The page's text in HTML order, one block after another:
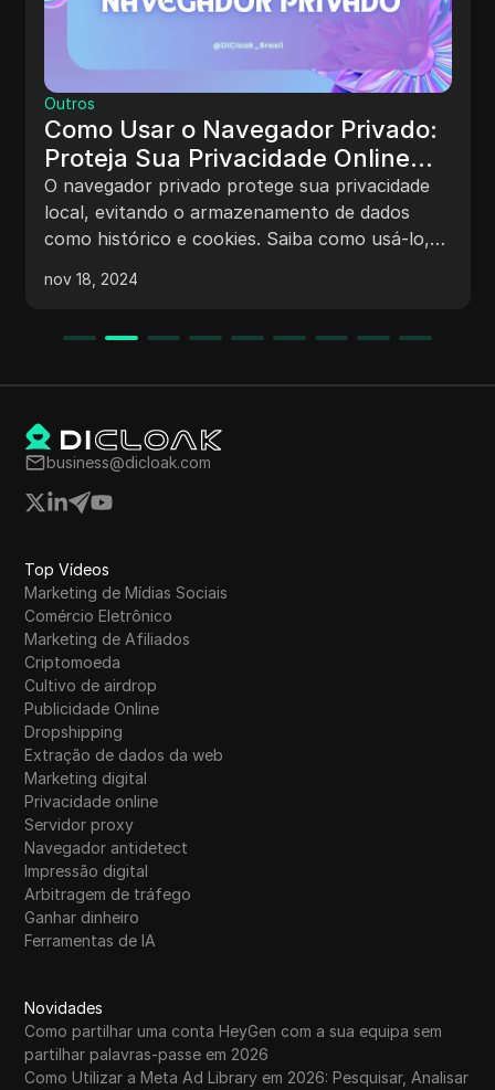
Outros
Como Usar o Navegador Privado:
Proteja Sua Privacidade Online
com Dicas e Melhores
Navegadores
O navegador privado protege sua privacidade
local, evitando o armazenamento de dados
como histórico e cookies. Saiba como usá-lo,
navegação segura.
nov 18, 2024
business@dicloak.com
Top Vídeos
Marketing de Mídias Sociais
Comércio Eletrônico
Marketing de Afiliados
Criptomoeda
Cultivo de airdrop
Publicidade Online
Dropshipping
Extração de dados da web
Marketing digital
Privacidade online
Servidor proxy
Navegador antidetect
Impressão digital
Arbitragem de tráfego
Ganhar dinheiro
Ferramentas de IA
Novidades
Como partilhar uma conta HeyGen com a sua equipa sem
partilhar palavras-passe em 2026
Como Utilizar a Meta Ad Library em 2026: Pesquisar, Analisar